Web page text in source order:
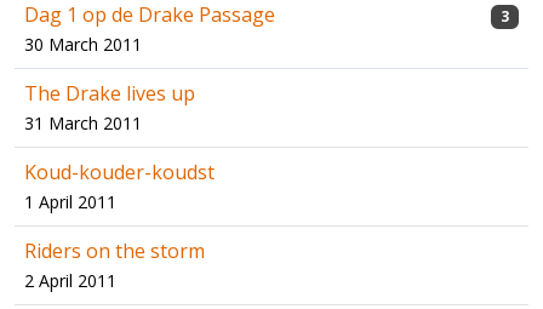
Dag 1 op de Drake Passage
30 March 2011
3
The Drake lives up
31 March 2011
Koud-kouder-koudst
1 April 2011
Riders on the storm
2 April 2011